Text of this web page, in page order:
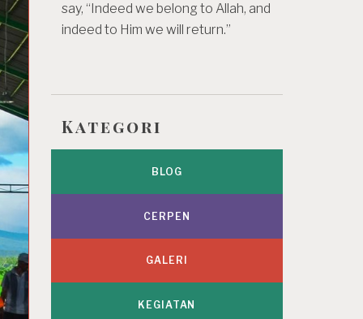
say, “Indeed we belong to Allah, and
indeed to Him we will return.”
Kategori
BLOG
CERPEN
GALERI
KEGIATAN